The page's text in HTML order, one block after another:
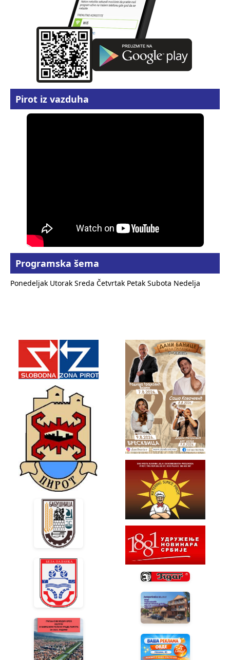
Pirot iz vazduha
Programska šema
Ponedeljak Utorak Sreda Četvrtak Petak Subota Nedelja